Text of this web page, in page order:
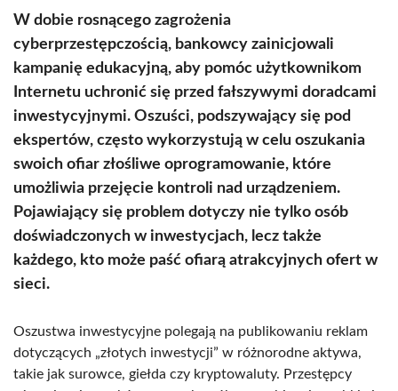
W dobie rosnącego zagrożenia
cyberprzestępczością, bankowcy zainicjowali
kampanię edukacyjną, aby pomóc użytkownikom
Internetu uchronić się przed fałszywymi doradcami
inwestycyjnymi. Oszuści, podszywający się pod
ekspertów, często wykorzystują w celu oszukania
swoich ofiar złośliwe oprogramowanie, które
umożliwia przejęcie kontroli nad urządzeniem.
Pojawiający się problem dotyczy nie tylko osób
doświadczonych w inwestycjach, lecz także
każdego, kto może paść ofiarą atrakcyjnych ofert w
sieci.
Oszustwa inwestycyjne polegają na publikowaniu reklam
dotyczących „złotych inwestycji” w różnorodne aktywa,
takie jak surowce, giełda czy kryptowaluty. Przestępcy